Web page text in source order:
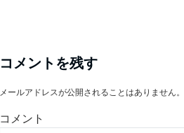
コメントを残す
メールアドレスが公開されることはありません。
コメント